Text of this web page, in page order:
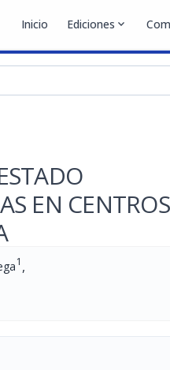
Inicio Ediciones expand_more
EN CENTROS
1 ,